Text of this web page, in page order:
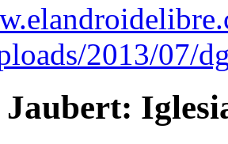
2013/07/